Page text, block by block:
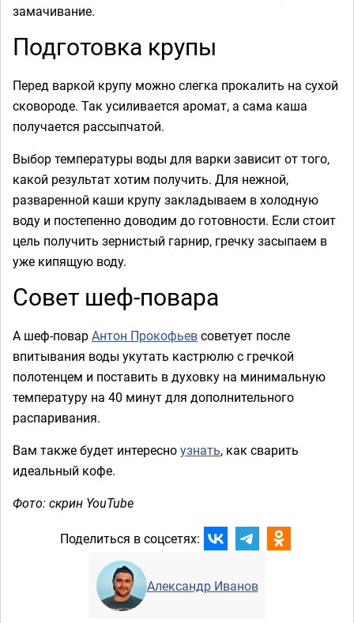
замачивание.
Подготовка крупы
Перед варкой крупу можно слегка прокалить на сухой
сковороде. Так усиливается аромат, а сама каша
получается рассыпчатой.
Выбор температуры воды для варки зависит от того,
какой результат хотим получить. Для нежной,
разваренной каши крупу закладываем в холодную
воду и постепенно доводим до готовности. Если стоит
цель получить зернистый гарнир, гречку засыпаем в
уже кипящую воду.
Совет шеф-повара
А шеф-поварАнтон Прокофьевсоветует после
впитывания воды укутать кастрюлю с гречкой
полотенцем и поставить в духовку на минимальную
температуру на 40 минут для дополнительного
распаривания.
Вам также будет интересноузнать, как сварить
идеальный кофе.
Фото: скрин YouTube
Поделиться в соцсетях:
Александр Иванов